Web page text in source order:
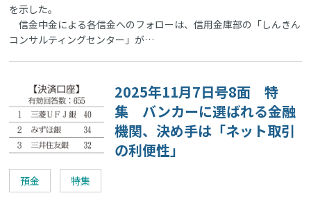
を示した。
信金中金による各信金へのフォローは、信用金庫部の「しんきん
コンサルティングセンター」が…
2025年11月7日号8面 特
集 バンカーに選ばれる金融
機関、決め手は「ネット取引
の利便性」
預金 特集